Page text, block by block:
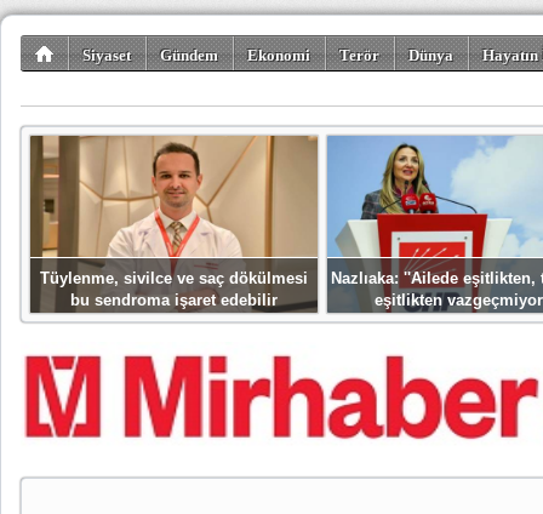
Siyaset Gündem Ekonomi Terör Dünya
Tüylenme, sivilce ve saç dökülmesi
bu sendroma işaret edebilir
Nazlıaka: ''Ailede eşitlikten,
eşitlikten